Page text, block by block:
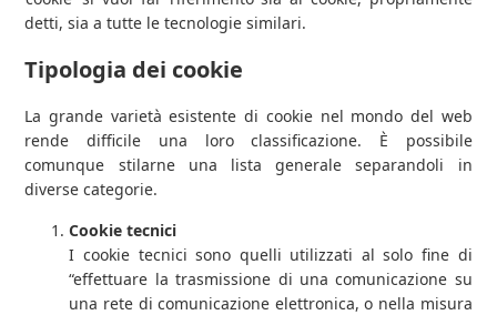
detti, sia a tutte le tecnologie similari.
Tipologia dei cookie
La grande varietà esistente di cookie nel mondo del web
rende difficile una loro classificazione. È possibile
comunque stilarne una lista generale separandoli in
diverse categorie.
Cookie tecnici
I cookie tecnici sono quelli utilizzati al solo fine di
“effettuare la trasmissione di una comunicazione su
una rete di comunicazione elettronica, o nella misura